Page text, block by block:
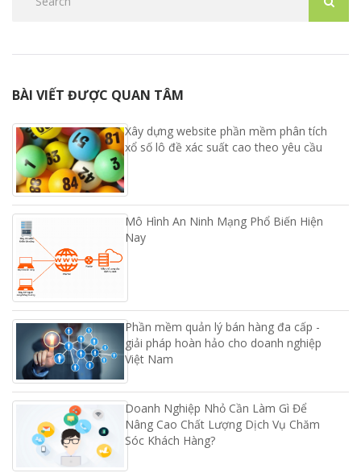
BÀI VIẾT ĐƯỢC QUAN TÂM
Xây dựng website phần mềm phân tích
xổ số lô đề xác suất cao theo yêu cầu
Mô Hình An Ninh Mạng Phổ Biến Hiện
Nay
Phần mềm quản lý bán hàng đa cấp -
giải pháp hoàn hảo cho doanh nghiệp
Việt Nam
Doanh Nghiệp Nhỏ Cần Làm Gì Để
Nâng Cao Chất Lượng Dịch Vụ Chăm
Sóc Khách Hàng?